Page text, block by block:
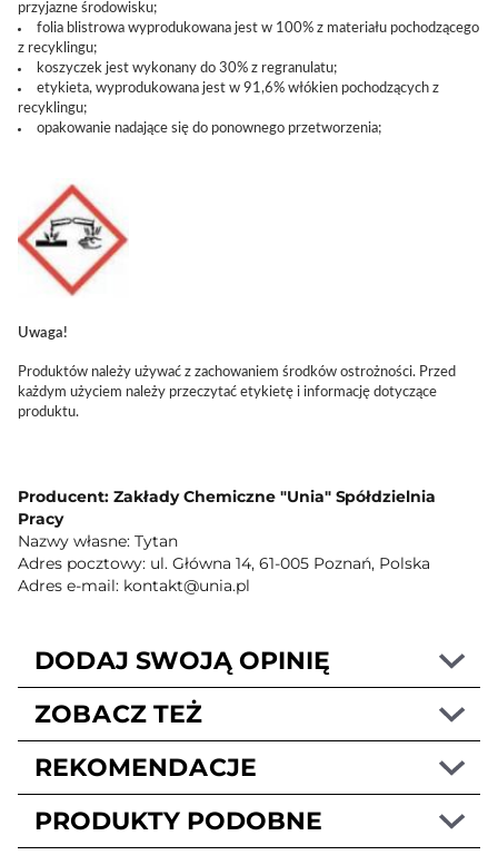
przyjazne środowisku;
folia blistrowa wyprodukowana jest w 100% z materiału pochodzącego
z recyklingu;
koszyczek jest wykonany do 30% z regranulatu;
etykieta, wyprodukowana jest w 91,6% włókien pochodzących z
recyklingu;
opakowanie nadające się do ponownego przetworzenia;
Uwaga!
Produktów należy używać z zachowaniem środków ostrożności. Przed
każdym użyciem należy przeczytać etykietę i informację dotyczące
produktu.
Producent: Zakłady Chemiczne "Unia" Spółdzielnia
Pracy
Nazwy własne: Tytan
Adres pocztowy: ul. Główna 14, 61-005 Poznań, Polska
Adres e-mail: kontakt@unia.pl
DODAJ SWOJĄ OPINIĘ
ZOBACZ TEŻ
REKOMENDACJE
PRODUKTY PODOBNE